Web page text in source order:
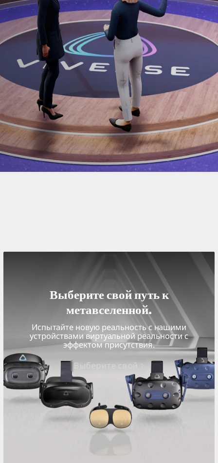
Video
Выберите свой путь к
метавселенной.
Испытайте новую реальность с нашими
устройствами виртуальной реальности с
эффектом присутствия.
Выберите свой